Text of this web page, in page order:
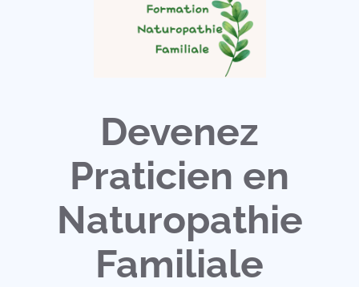
Devenez
Praticien en
Naturopathie
Familiale